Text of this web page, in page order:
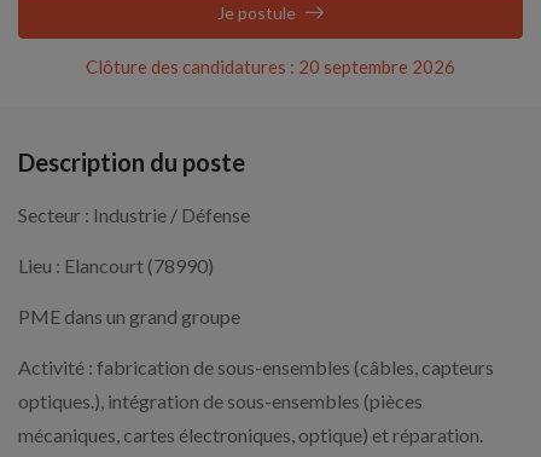
Clôture des candidatures : 20 septembre 2026
Je postule
Description du poste
Secteur : Industrie / Défense
Lieu : Elancourt (78990)
PME dans un grand groupe
Activité : fabrication de sous-ensembles (câbles, capteurs
optiques.), intégration de sous-ensembles (pièces
mécaniques, cartes électroniques, optique) et réparation.